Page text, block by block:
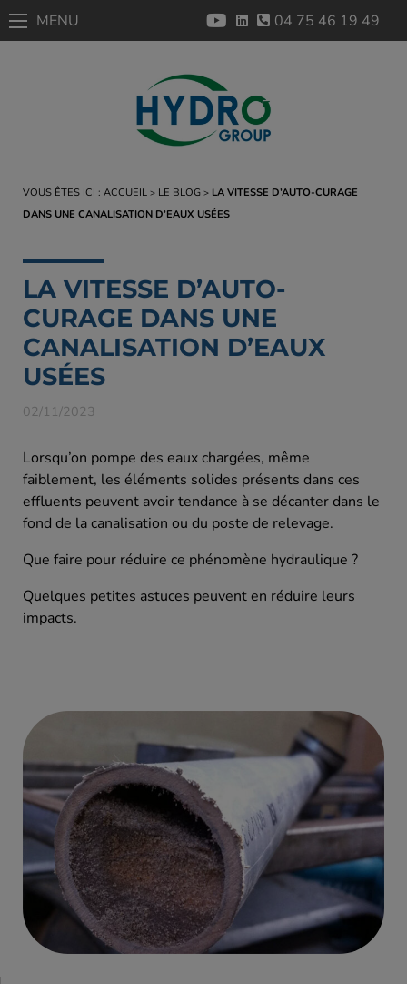
04 75 46 19 49
MENU
VOUS ÊTES ICI : ACCUEIL LE BLOG
LA VITESSE D’AUTO-CURAGE
DANS UNE CANALISATION D’EAUX USÉES
LA VITESSE D’AUTO-
CURAGE DANS UNE
CANALISATION D’EAUX
USÉES
02/11/2023
Lorsqu’on pompe des eaux chargées, même
faiblement, les éléments solides présents dans ces
effluents peuvent avoir tendance à se décanter dans le
fond de la canalisation ou du poste de relevage.
Que faire pour réduire ce phénomène hydraulique ?
Quelques petites astuces peuvent en réduire leurs
impacts.